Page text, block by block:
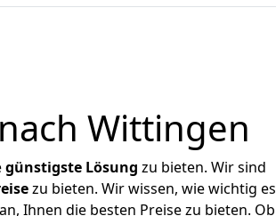
Wittingen
günstigste Lösung zu bieten. Wir sind
zu bieten. Wir wissen, wie wichtig es
Ihnen die besten Preise zu bieten. Ob